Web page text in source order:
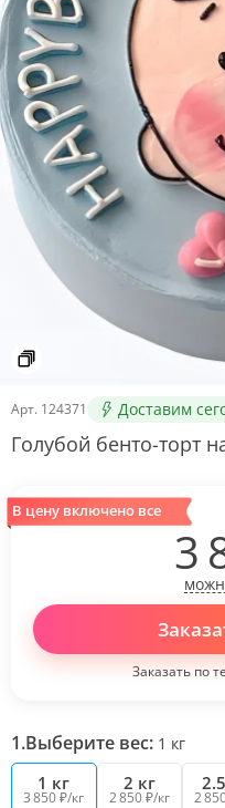
Арт. 124371 Доставим
Голубой бенто-торт
1.Выберите вес: 1 кг
1 кг
3 850 ₽/кг
2 кг
2 850 ₽/кг 2
В цену включено все
3
Заказать по